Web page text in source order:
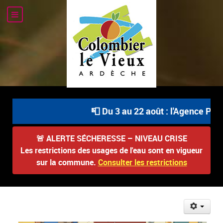
📮 Du 3 au 22 août : l'Agence
🚨 ALERTE SÉCHERESSE – NIVEAU CRISE
Les restrictions des usages de l'eau sont en vigueur
sur la commune. Consulter les restrictions